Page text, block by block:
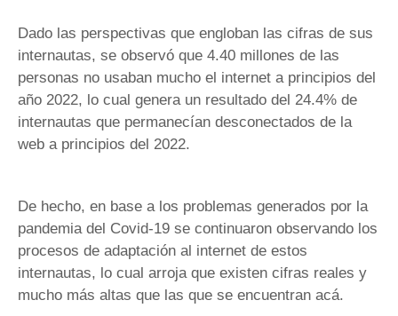
Dado las perspectivas que engloban las cifras de sus
internautas, se observó que 4.40 millones de las
personas no usaban mucho el internet a principios del
año 2022, lo cual genera un resultado del 24.4% de
internautas que permanecían desconectados de la
web a principios del 2022.
De hecho, en base a los problemas generados por la
pandemia del Covid-19 se continuaron observando los
procesos de adaptación al internet de estos
internautas, lo cual arroja que existen cifras reales y
mucho más altas que las que se encuentran acá.